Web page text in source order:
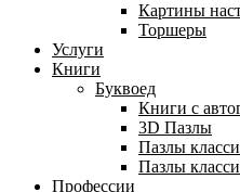
Картины
Торшеры
Услуги
Книги
Буквоед
Книги с
3D Пазлы
Пазлы
Пазлы
Профессии